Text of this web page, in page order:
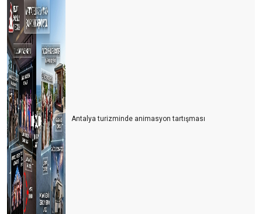
Antalya turizminde animasyon tartışması